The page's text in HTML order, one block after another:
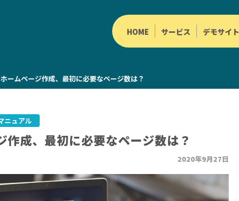
HOME サービス デモサイト
ホームページ作成、最初に必要なページ数は？
ニュアル
作成、最初に必要なページ数は？
2020年9月27日